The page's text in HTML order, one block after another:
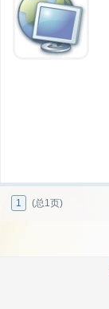
1 (总1页)